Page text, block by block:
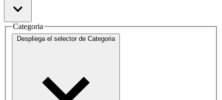
Categoria
Despliega el selector de Categoria